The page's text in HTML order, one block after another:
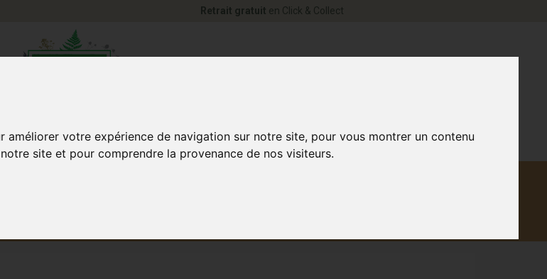
votre expérience de navigation sur notre site, pour vous montrer un contenu
site et pour comprendre la provenance de nos visiteurs.
Retrait gratuit en Click & Collect